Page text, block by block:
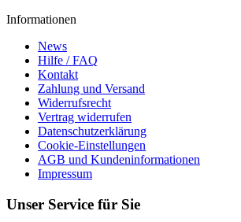
Informationen
News
Hilfe / FAQ
Kontakt
Zahlung und Versand
Widerrufsrecht
Vertrag widerrufen
Datenschutzerklärung
Cookie-Einstellungen
AGB und Kundeninformationen
Impressum
Unser Service für Sie